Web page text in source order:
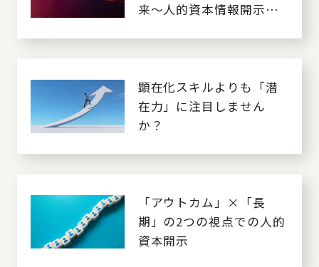
来～人的資本情報開示の
顕在化スキルよりも「潜
在力」に注目しません
か？
「アウトカム」×「長
期」の2つの視点での人的
資本開示